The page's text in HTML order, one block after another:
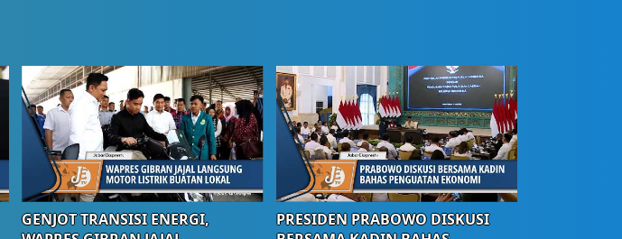
GENJOT TRANSISI ENERGI,
PRESIDEN PRABOWO DISKUSI